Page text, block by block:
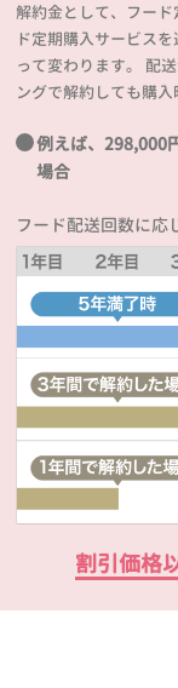
解約金として、フー
ド定期購入サービス
って変わります。 配
ングで解約しても購
例えば、298,000
場合
フード配送回数に応
割引価格